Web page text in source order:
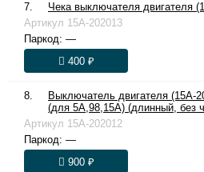
7.
Чека выключателя двигателя
Артикул 15A-202013
Паркод: —
400 ₽
8.
Выключатель двигателя (15A-
(для 5A,98,15A) (длинный, без
Артикул 15A-202012
Паркод: —
900 ₽